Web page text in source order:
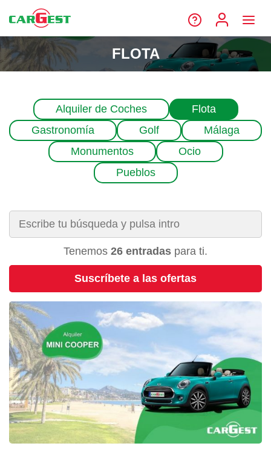
FLOTA
Alquiler de Coches
Flota
Gastronomía
Golf
Málaga
Monumentos
Ocio
Pueblos
Tenemos 26 entradas para ti.
Suscríbete a las ofertas